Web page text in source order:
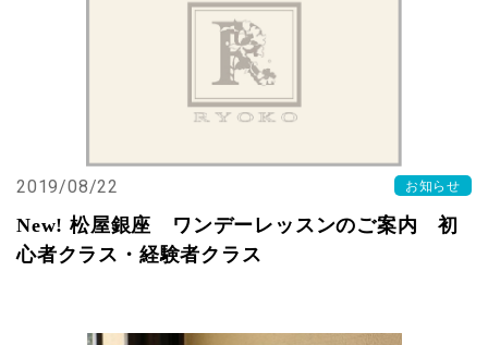
2019/08/22 お知らせ
New! 松屋銀座 ワンデーレッスンのご案内 初
心者クラス・経験者クラス